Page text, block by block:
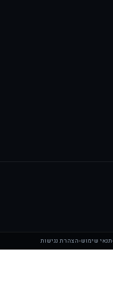
תנאי שימוש הצהרת נגישות